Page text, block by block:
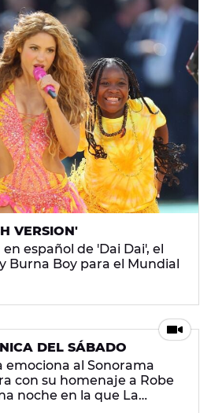
VERSION'
español de 'Dai Dai', el
Burna Boy para el Mundial
DEL SÁBADO
emociona al Sonorama
con su homenaje a Robe
noche en la que La